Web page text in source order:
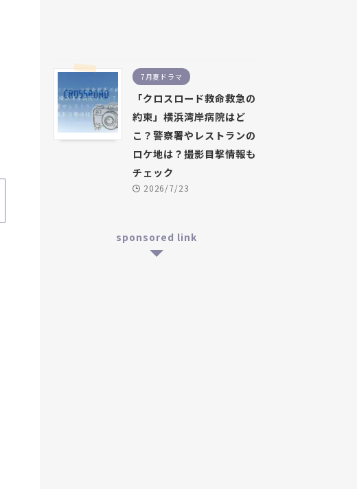
7月夏ドラマ
「クロスロード救命救急の
約束」横浜湾岸病院はど
こ？警察署やレストランの
ロケ地は？撮影目撃情報も
チェック
2026/7/23
sponsored link